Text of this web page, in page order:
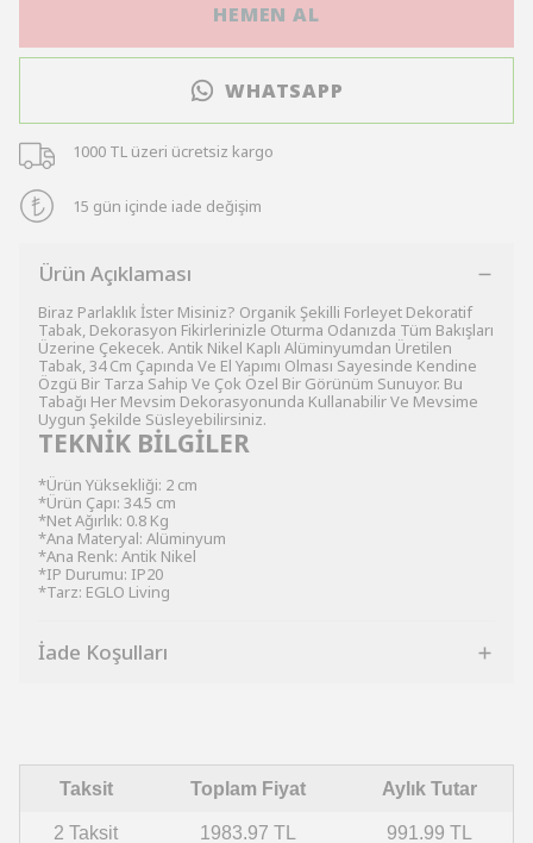
HEMEN AL
WHATSAPP
1000 TL üzeri ücretsiz kargo
15 gün içinde iade değişim
Ürün Açıklaması
Biraz Parlaklık İster Misiniz? Organik Şekilli Forleyet Dekoratif
Tabak, Dekorasyon Fikirlerinizle Oturma Odanızda Tüm Bakışları
Üzerine Çekecek. Antik Nikel Kaplı Alüminyumdan Üretilen
Tabak, 34 Cm Çapında Ve El Yapımı Olması Sayesinde Kendine
Özgü Bir Tarza Sahip Ve Çok Özel Bir Görünüm Sunuyor. Bu
Tabağı Her Mevsim Dekorasyonunda Kullanabilir Ve Mevsime
Uygun Şekilde Süsleyebilirsiniz.
TEKNİK BİLGİLER
*Ürün Yüksekliği: 2 cm
*Ürün Çapı: 34.5 cm
*Net Ağırlık: 0.8 Kg
*Ana Materyal: Alüminyum
*Ana Renk: Antik Nikel
*IP Durumu: IP20
*Tarz: EGLO Living
İade Koşulları
Taksit Toplam Fiyat Aylık Tutar
2 Taksit 1983.97 TL 991.99 TL